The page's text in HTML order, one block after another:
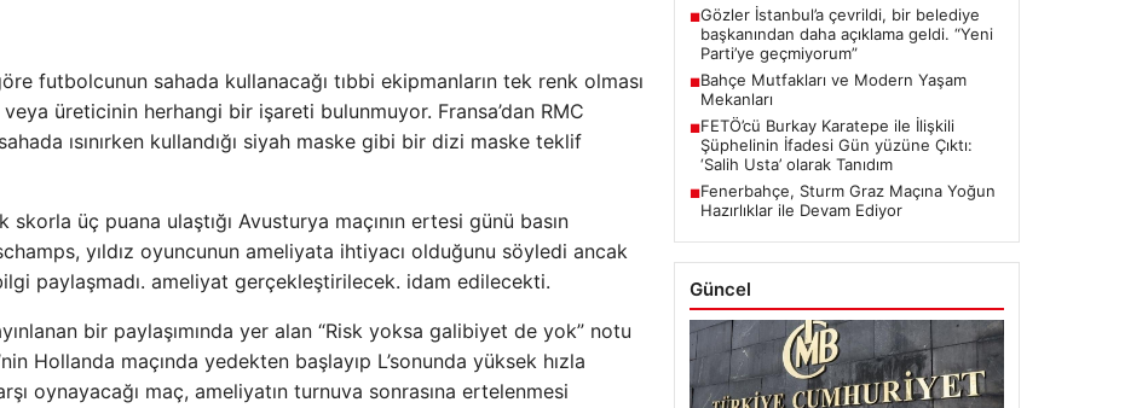
futbolcunun sahada kullanacağı tıbbi ekipmanların tek renk olması
üreticinin herhangi bir işareti bulunmuyor. Fransa’dan RMC
ısınırken kullandığı siyah maske gibi bir dizi maske teklif
skorla üç puana ulaştığı Avusturya maçının ertesi günü basın
yıldız oyuncunun ameliyata ihtiyacı olduğunu söyledi ancak
paylaşmadı. ameliyat gerçekleştirilecek. idam edilecekti.
bir paylaşımında yer alan “Risk yoksa galibiyet de yok” notu
Hollanda maçında yedekten başlayıp L’sonunda yüksek hızla
oynayacağı maç, ameliyatın turnuva sonrasına ertelenmesi
■Gözler İstanbul’a çevrildi, bir belediye
başkanından daha açıklama geldi. “Yeni
Parti’ye geçmiyorum”
■Bahçe Mutfakları ve Modern Yaşam
Mekanları
■FETÖ’cü Burkay Karatepe ile İlişkili
Şüphelinin İfadesi Gün yüzüne Çıktı:
‘Salih Usta’ olarak Tanıdım
■Fenerbahçe, Sturm Graz Maçına Yoğun
Hazırlıklar ile Devam Ediyor
Güncel